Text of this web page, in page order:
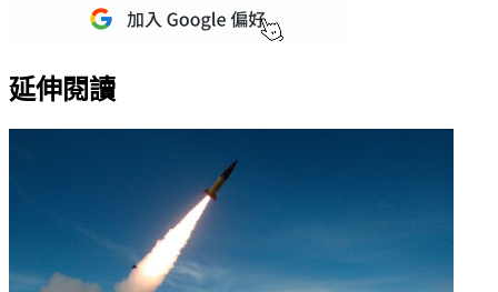
延伸閱讀